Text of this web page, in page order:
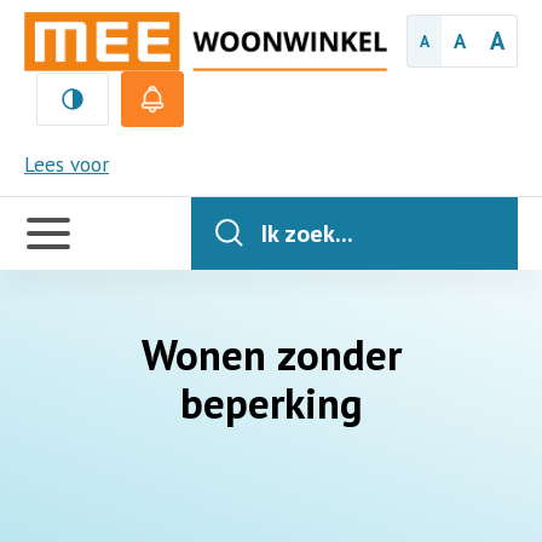
A A A
Lees voor
MEE
Handige
links
Ik zoek...
Wonen zonder
beperking